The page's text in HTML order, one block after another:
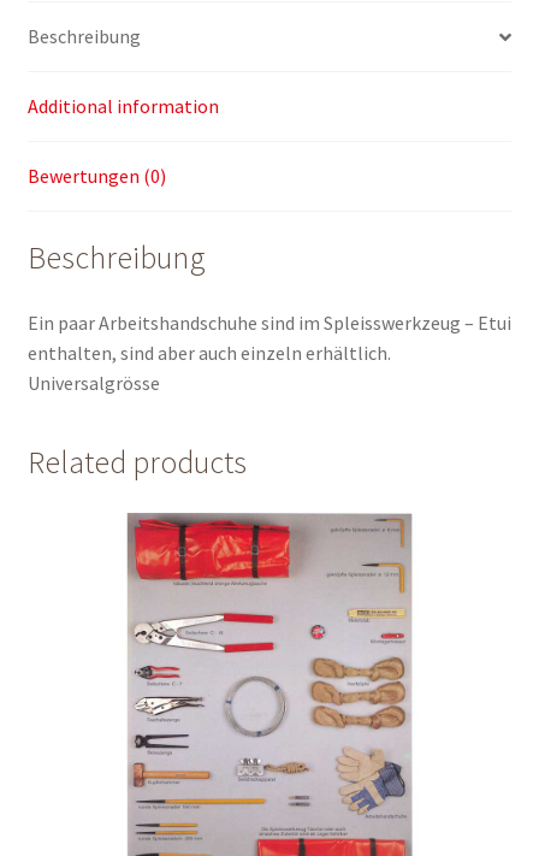
Beschreibung
Additional information
Bewertungen (0)
Beschreibung
Ein paar Arbeitshandschuhe sind im Spleisswerkzeug – Etui
enthalten, sind aber auch einzeln erhältlich.
Universalgrösse
Related products